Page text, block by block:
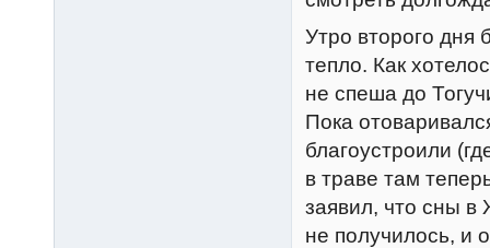
Утро второго
тепло. Как
не спеша до
Пока
благоустроили
в траве там
заявил, что сны в
не получилось, и